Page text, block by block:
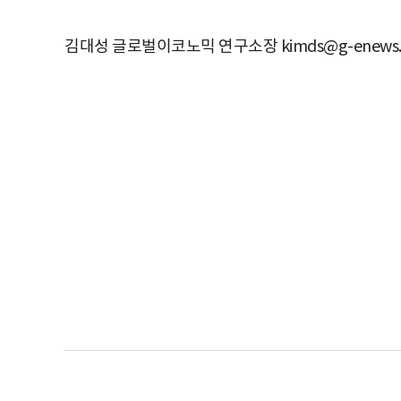
김대성 글로벌이코노믹 연구소장 kimds@g-